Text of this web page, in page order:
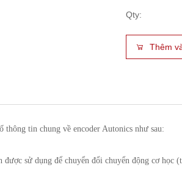
Qty:
Thêm
thông tin chung về encoder Autonics như sau:
được sử dụng để chuyển đổi chuyển động cơ